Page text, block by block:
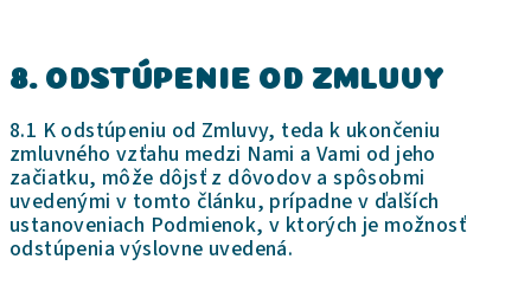
8. ODSTÚPENIE OD ZMLUVY
8.1 K odstúpeniu od Zmluvy, teda k ukončeniu
zmluvného vzťahu medzi Nami a Vami od jeho
začiatku, môže dôjsť z dôvodov a spôsobmi
uvedenými v tomto článku, prípadne v ďalších
ustanoveniach Podmienok, v ktorých je možnosť
odstúpenia výslovne uvedená.